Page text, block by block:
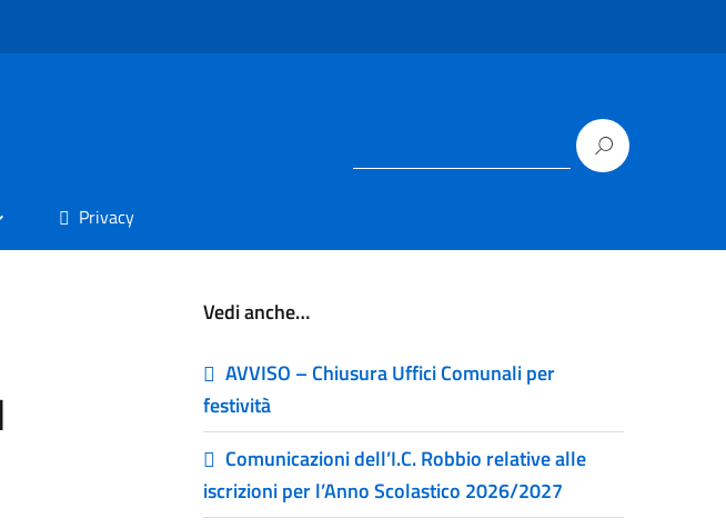
Privacy
Vedi anche…
AVVISO – Chiusura Uffici Comunali per
festività
Comunicazioni dell’I.C. Robbio relative alle
iscrizioni per l’Anno Scolastico 2026/2027